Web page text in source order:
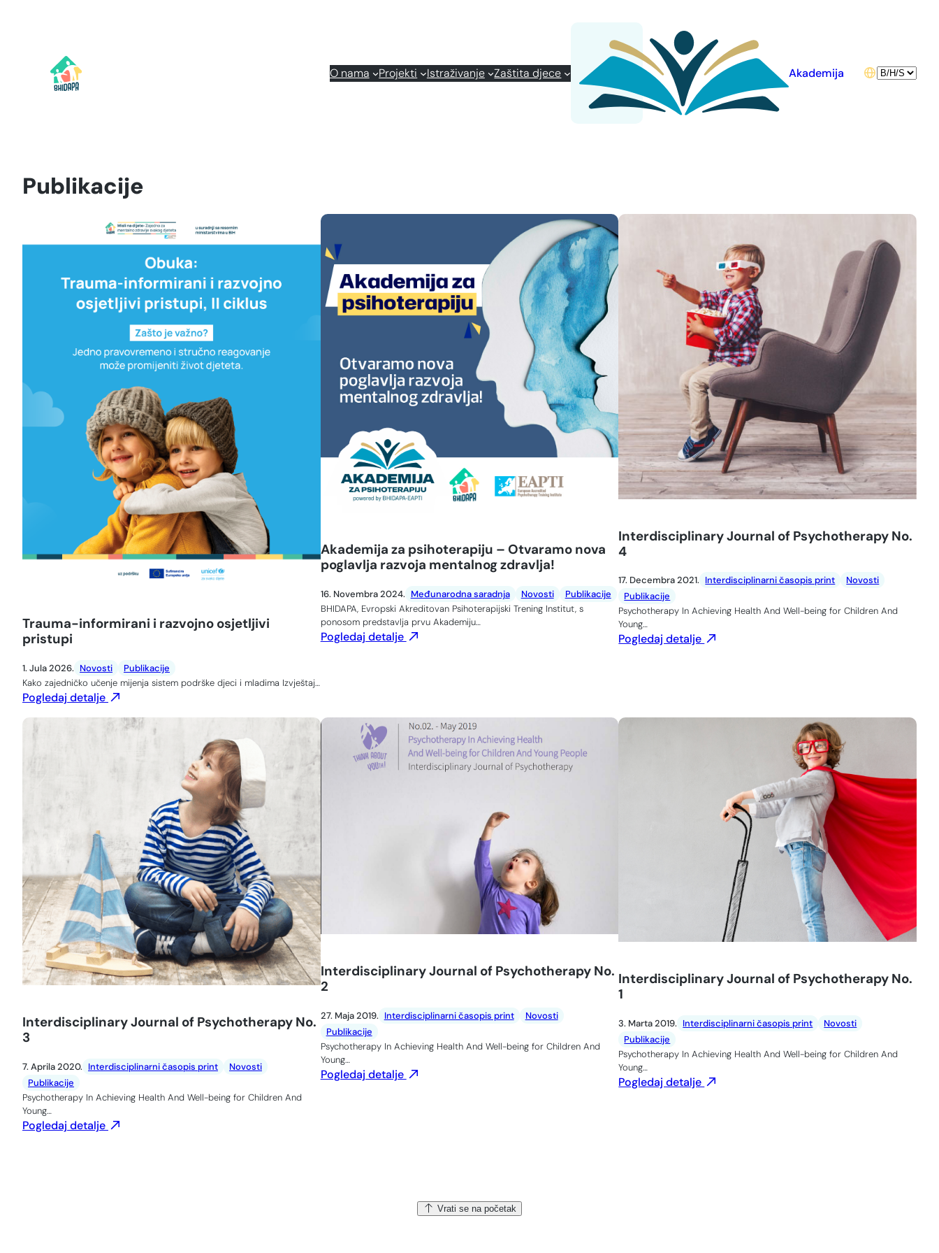
O nama
Projekti Istraživanje Zaštita djece Akademija Choose
a
Publikacije
Trauma-informirani i razvojno osjetljivi
pristupi
1. Jula 2026. Novosti
Publikacije
Kako zajedničko učenje mijenja sistem podrške djeci i mladima Izvještaj…
Pogledaj detalje
Akademija za psihoterapiju – Otvaramo nova
poglavlja razvoja mentalnog zdravlja!
16. Novembra 2024. Međunarodna saradnja Novosti
Publikacije
BHIDAPA, Evropski Akreditovan Psihoterapijski Trening Institut, s
ponosom predstavlja prvu Akademiju…
Pogledaj detalje
Interdisciplinary Journal of Psychotherapy No.
4
17. Decembra 2021. Interdisciplinarni časopis print
Novosti
Publikacije
Psychotherapy In Achieving Health And Well-being for Children And
Young…
Pogledaj detalje
Interdisciplinary Journal of Psychotherapy No.
3
7. Aprila 2020. Interdisciplinarni časopis print
Novosti
Publikacije
Psychotherapy In Achieving Health And Well-being for Children And
Young…
Pogledaj detalje
Interdisciplinary Journal of Psychotherapy No.
2
27. Maja 2019. Interdisciplinarni časopis print
Novosti
Publikacije
Psychotherapy In Achieving Health And Well-being for Children And
Young…
Pogledaj detalje
Interdisciplinary Journal of Psychotherapy No.
1
3. Marta 2019. Interdisciplinarni časopis print
Novosti
Publikacije
Psychotherapy In Achieving Health And Well-being for Children And
Young…
Pogledaj detalje
Vrati se na početak